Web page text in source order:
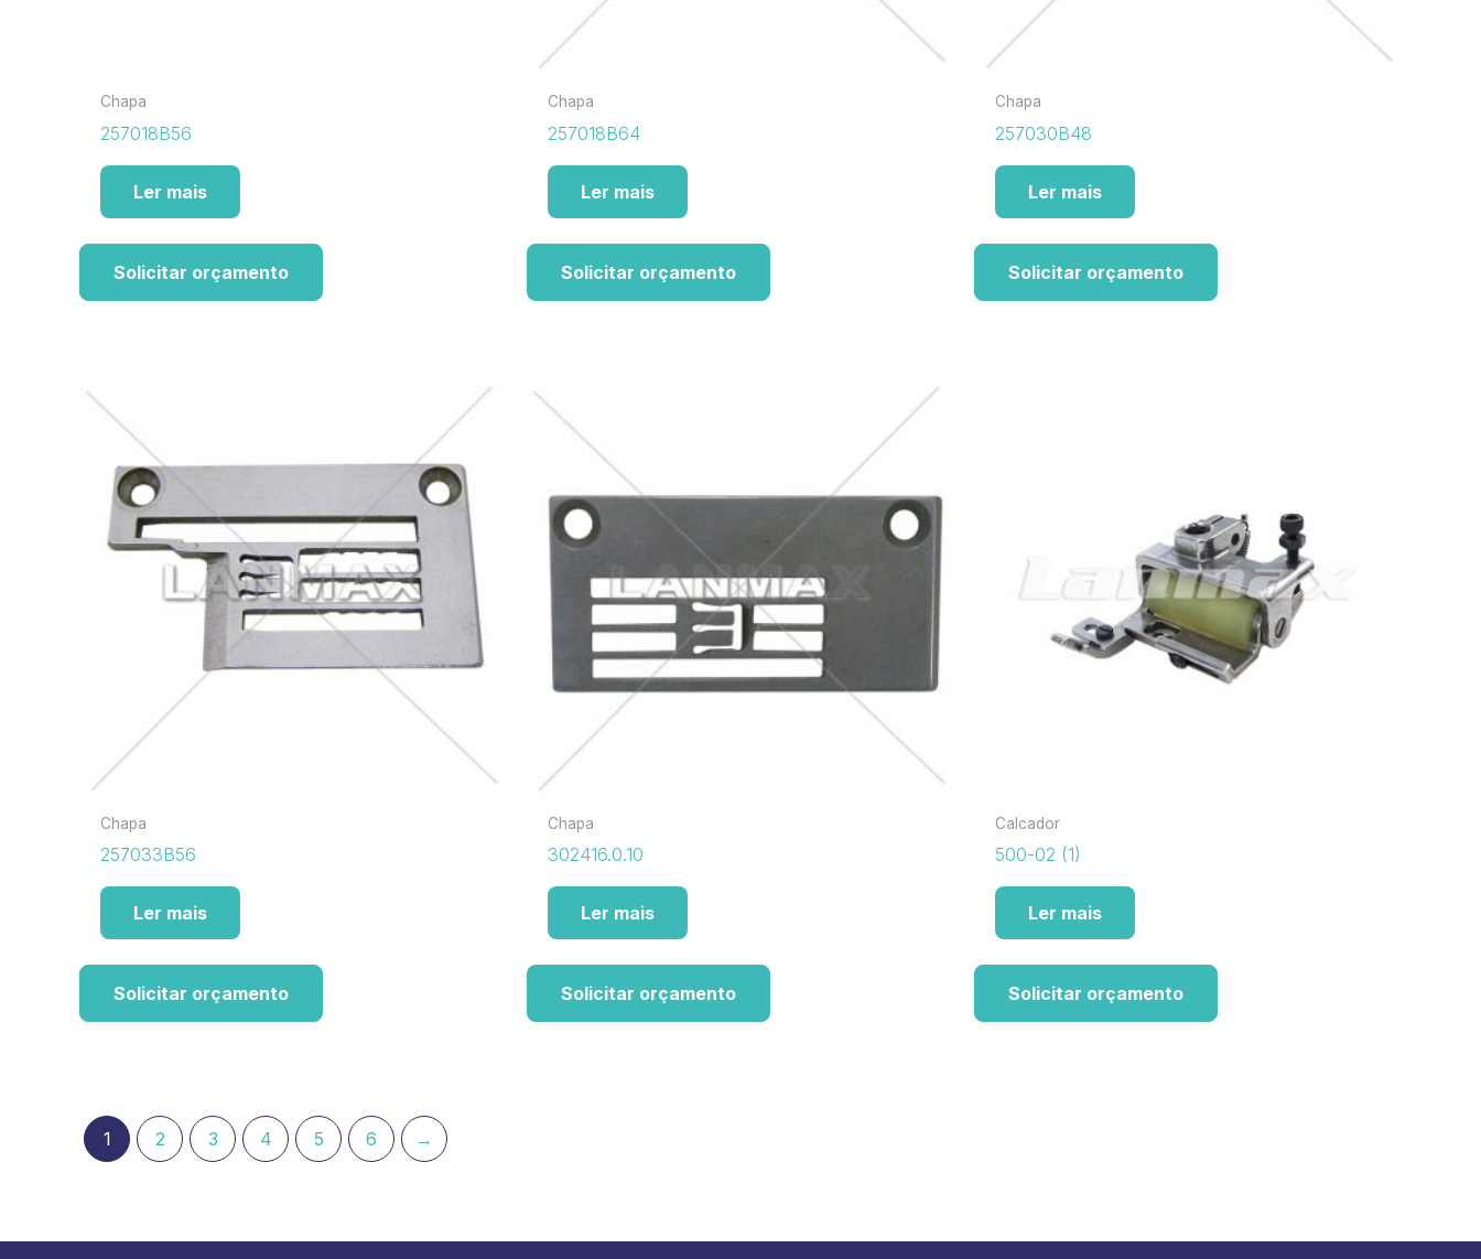
Chapa
257018B56
Ler mais
Solicitar orçamento
Chapa
257018B64
Ler mais
Solicitar orçamento
Chapa
257030B48
Ler mais
Solicitar orçamento
Chapa
257033B56
Ler mais
Solicitar orçamento
Chapa
302416.0.10
Ler mais
Solicitar orçamento
Calcador
500-02 (1)
Ler mais
Solicitar orçamento
1 2 3 4 5 6 →